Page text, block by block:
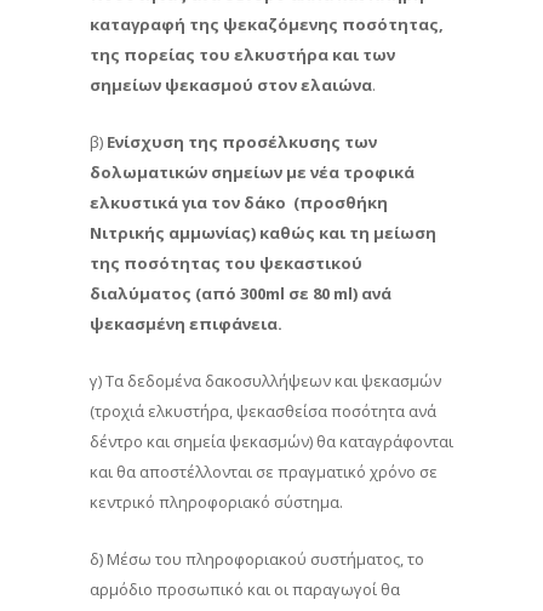
καταγραφή της ψεκαζόμενης ποσότητας,
της πορείας του ελκυστήρα και των
σημείων ψεκασμού στον ελαιώνα.
β) Ενίσχυση της προσέλκυσης των
δολωματικών σημείων με νέα τροφικά
ελκυστικά για τον δάκο (προσθήκη
Νιτρικής αμμωνίας) καθώς και τη μείωση
της ποσότητας του ψεκαστικού
διαλύματος (από 300ml σε 80 ml) ανά
ψεκασμένη επιφάνεια.
γ) Τα δεδομένα δακοσυλλήψεων και ψεκασμών
(τροχιά ελκυστήρα, ψεκασθείσα ποσότητα ανά
δέντρο και σημεία ψεκασμών) θα καταγράφονται
και θα αποστέλλονται σε πραγματικό χρόνο σε
κεντρικό πληροφοριακό σύστημα.
δ) Μέσω του πληροφοριακού συστήματος, το
αρμόδιο προσωπικό και οι παραγωγοί θα